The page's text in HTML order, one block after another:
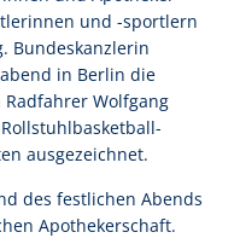
und -sportlern
Bundeskanzlerin
in Berlin die
Wolfgang
ausgezeichnet.
des festlichen Abends
Apothekerschaft.